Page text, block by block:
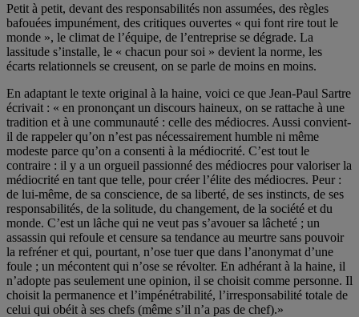
Petit à petit, devant des responsabilités non assumées, des règles
bafouées impunément, des critiques ouvertes « qui font rire tout le
monde », le climat de l’équipe, de l’entreprise se dégrade. La
lassitude s’installe, le « chacun pour soi » devient la norme, les
écarts relationnels se creusent, on se parle de moins en moins.
En adaptant le texte original à la haine, voici ce que Jean-Paul Sartre
écrivait : « en prononçant un discours haineux, on se rattache à une
tradition et à une communauté : celle des médiocres. Aussi convient-
il de rappeler qu’on n’est pas nécessairement humble ni même
modeste parce qu’on a consenti à la médiocrité. C’est tout le
contraire : il y a un orgueil passionné des médiocres pour valoriser la
médiocrité en tant que telle, pour créer l’élite des médiocres. Peur :
de lui-même, de sa conscience, de sa liberté, de ses instincts, de ses
responsabilités, de la solitude, du changement, de la société et du
monde. C’est un lâche qui ne veut pas s’avouer sa lâcheté ; un
assassin qui refoule et censure sa tendance au meurtre sans pouvoir
la refréner et qui, pourtant, n’ose tuer que dans l’anonymat d’une
foule ; un mécontent qui n’ose se révolter. En adhérant à la haine, il
n’adopte pas seulement une opinion, il se choisit comme personne. Il
choisit la permanence et l’impénétrabilité, l’irresponsabilité totale de
celui qui obéit à ses chefs (même s’il n’a pas de chef).»